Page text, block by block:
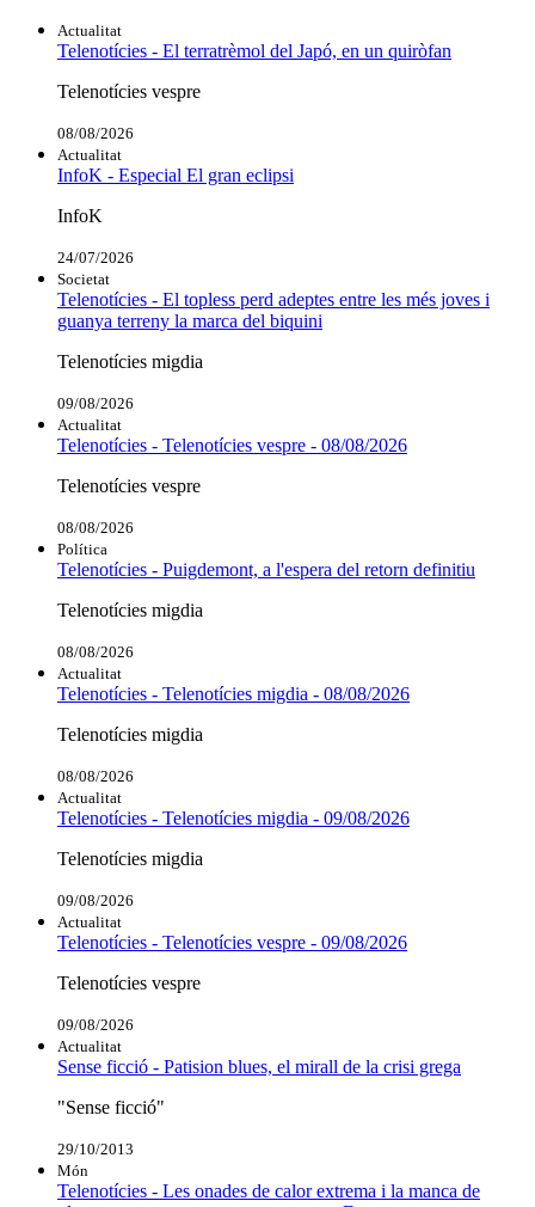
Actualitat
Telenotícies - El terratrèmol del Japó, en un quiròfan
Telenotícies vespre
08/08/2026
Actualitat
InfoK - Especial El gran eclipsi
InfoK
24/07/2026
Societat
Telenotícies - El topless perd adeptes entre les més joves i
guanya terreny la marca del biquini
Telenotícies migdia
09/08/2026
Actualitat
Telenotícies - Telenotícies vespre - 08/08/2026
Telenotícies vespre
08/08/2026
Política
Telenotícies - Puigdemont, a l'espera del retorn definitiu
Telenotícies migdia
08/08/2026
Actualitat
Telenotícies - Telenotícies migdia - 08/08/2026
Telenotícies migdia
08/08/2026
Actualitat
Telenotícies - Telenotícies migdia - 09/08/2026
Telenotícies migdia
09/08/2026
Actualitat
Telenotícies - Telenotícies vespre - 09/08/2026
Telenotícies vespre
09/08/2026
Actualitat
Sense ficció - Patision blues, el mirall de la crisi grega
"Sense ficció"
29/10/2013
Món
Telenotícies - Les onades de calor extrema i la manca de